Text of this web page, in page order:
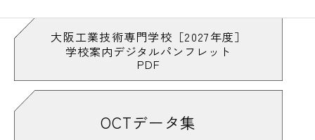
大阪工業技術専門学校［2027年度］
学校案内デジタルパンフレット
PDF
OCTデータ集